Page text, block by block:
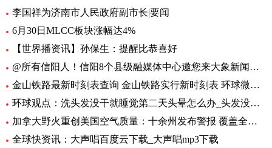
李国祥为济南市人民政府副市长|要闻
6月30日MLCC板块涨幅达4%
【世界播资讯】孙保生：提醒比恭喜好
@所有信阳人！信阳8个县级融媒体中心邀您来大象新闻，一起争做“山水茶都，红色信阳”推荐官
金山铁路最新时刻表查询 金山铁路实行新时刻表 环球微头条
环球观点：洗头发没干就睡觉第二天头晕怎么办_头发没吹干睡觉头疼怎么办
加拿大野火重创美国空气质量：十余州发布警报 覆盖全美1/3人口-焦点热闻
全球快资讯：大声唱百度云下载_大声唱mp3下载